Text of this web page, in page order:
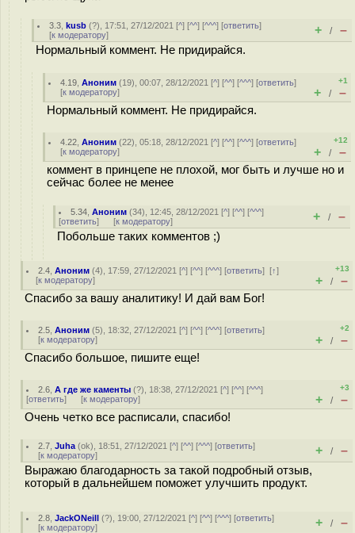
3.3 ,kusb (?), 17:51, 27/12/2021 [^] [^^] [^^^] [ответить]
[к модератору] + / –
Нормальный коммент. Не придирайся.
4.19 ,Аноним (19), 00:07, 28/12/2021 [^] [^^] [^^^] [ответить]
[к модератору]
+1
+ / –
Нормальный коммент. Не придирайся.
4.22 ,Аноним (22), 05:18, 28/12/2021 [^] [^^] [^^^] [ответить]
[к модератору]
+12
+ / –
коммент в принцепе не плохой, мог быть и лучше но и
сейчас более не менее
5.34 ,Аноним (34), 12:45, 28/12/2021 [^] [^^] [^^^]
[ответить] [к модератору] + / –
Побольше таких комментов ;)
2.4 ,Аноним (4), 17:59, 27/12/2021 [^] [^^] [^^^] [ответить][↑]
[к модератору]
+13
+ / –
Спасибо за вашу аналитику! И дай вам Бог!
2.5 ,Аноним (5), 18:32, 27/12/2021 [^] [^^] [^^^] [ответить]
[к модератору]
+2
+ / –
Спасибо большое, пишите еще!
2.6 ,А где же каменты (?), 18:38, 27/12/2021 [^] [^^] [^^^]
[ответить] [к модератору]
+3
+ / –
Очень четко все расписали, спасибо!
2.7 ,Juha (ok), 18:51, 27/12/2021 [^] [^^] [^^^] [ответить]
[к модератору] + / –
Выражаю благодарность за такой подробный отзыв,
который в дальнейшем поможет улучшить продукт.
2.8 ,JackONeill (?), 19:00, 27/12/2021 [^] [^^] [^^^] [ответить]
[к модератору] + / –